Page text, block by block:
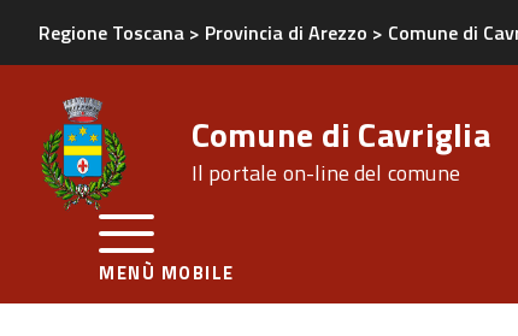
Regione Toscana > Provincia di Arezzo > Comune di
Comune di Cavriglia
Il portale on-line del comune
MENÙ MOBILE